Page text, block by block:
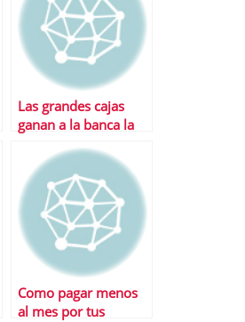
Las grandes cajas
ganan a la banca la
en 2010
Como pagar menos
al mes por tus